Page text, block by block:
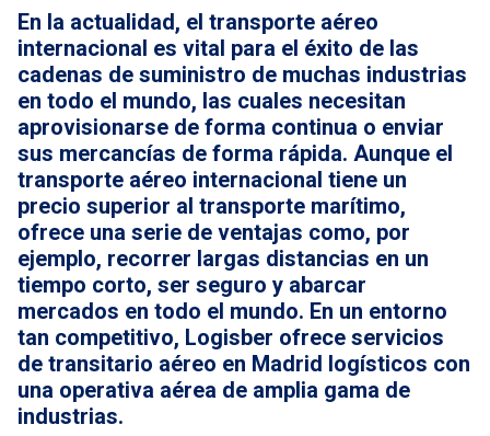
En la actualidad, el transporte aéreo
internacional es vital para el éxito de las
cadenas de suministro de muchas industrias
en todo el mundo, las cuales necesitan
aprovisionarse de forma continua o enviar
sus mercancías de forma rápida. Aunque el
transporte aéreo internacional tiene un
precio superior al transporte marítimo,
ofrece una serie de ventajas como, por
ejemplo, recorrer largas distancias en un
tiempo corto, ser seguro y abarcar
mercados en todo el mundo. En un entorno
tan competitivo, Logisber ofrece servicios
de transitario aéreo en Madrid logísticos con
una operativa aérea de amplia gama de
industrias.